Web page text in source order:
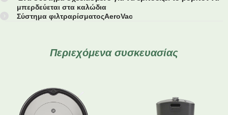
μπερδεύεται στα καλώδια
Σύστημα φιλτραρίσματοςAeroVac
Περιεχόμενα συσκευασίας